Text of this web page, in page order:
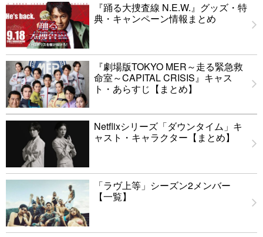
『踊る大捜査線 N.E.W.』グッズ・特
典・キャンペーン情報まとめ
『劇場版TOKYO MER～走る緊急救
命室～CAPITAL CRISIS』キャス
ト・あらすじ【まとめ】
Netflixシリーズ「ダウンタイム」キ
ャスト・キャラクター【まとめ】
「ラヴ上等」シーズン2メンバー
【一覧】